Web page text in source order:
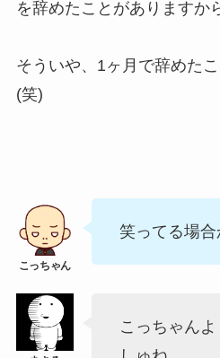
を辞めたことがありますか
そういや、1ヶ月で辞めた
(笑)
笑ってる場合
こっちゃん